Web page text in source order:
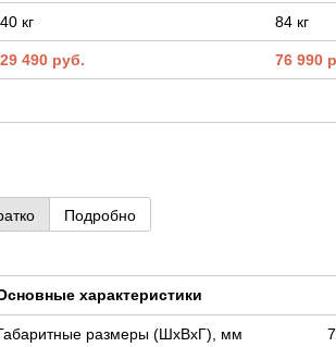
40 кг
29 490 руб.
84 кг
76 990
Подробно
характеристики
размеры (ШхВхГ), мм